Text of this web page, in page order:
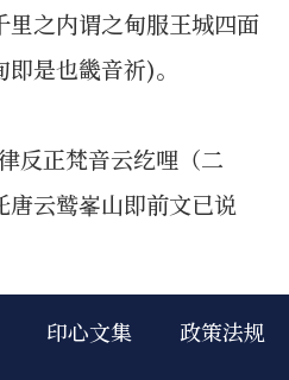
印心文集 政策法规